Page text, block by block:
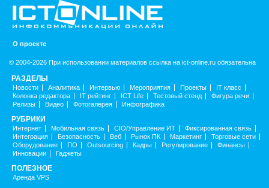
О проекте
© 2004-2026 При использовании материалов ссылка на ict-online.ru обязательна
РАЗДЕЛЫ
Новости Аналитика Интервью Мероприятия Проекты
IT класс
Колонка редактора
IT рейтинг ICT Life Тестовый стенд
Фигура речи
Релизы
Видео Фотогалерея Инфографика
РУБРИКИ
Интернет Мобильная связь CIO/Управление ИТ
Фиксированная связь
Интеграция
Безопасность Веб Рынок ПК Маркетинг
Торговые сети
Оборудование
ПО Outsourcing Кадры Регулирование
Финансы
Инновации
Гаджеты
ПОЛЕЗНОЕ
Аренда VPS